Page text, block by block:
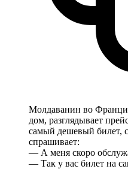
Молдаванин во
дом, разглядывает
самый дешевый билет,
спрашивает:
— А меня скоро
— Так у вас билет на